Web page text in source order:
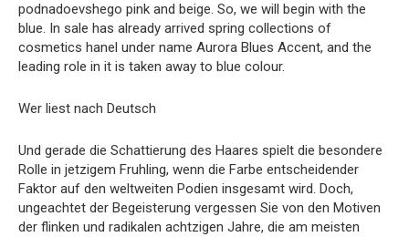
podnadoevshego pink and beige. So, we will begin with the
blue. In sale has already arrived spring collections of
cosmetics hanel under name Aurora Blues Accent, and the
leading role in it is taken away to blue colour.
Wer liest nach Deutsch
Und gerade die Schattierung des Haares spielt die besondere
Rolle in jetzigem Fruhling, wenn die Farbe entscheidender
Faktor auf den weltweiten Podien insgesamt wird. Doch,
ungeachtet der Begeisterung vergessen Sie von den Motiven
der flinken und radikalen achtzigen Jahre, die am meisten